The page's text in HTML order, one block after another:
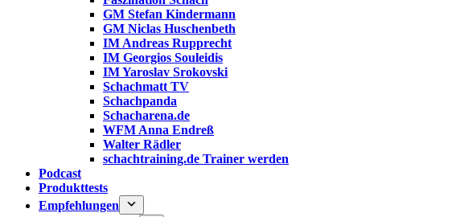
GM Stefan Kindermann
GM Niclas Huschenbeth
IM Andreas Rupprecht
IM Georgios Souleidis
IM Yaroslav Srokovski
Schachmatt TV
Schachpanda
Schacharena.de
WFM Anna Endreß
Walter Rädler
schachtraining.de Trainer werden
Podcast
Produkttests
Empfehlungen